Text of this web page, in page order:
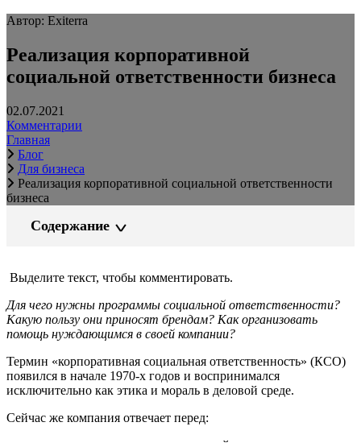
Автор: Exiterra
Реализация корпоративной
социальной ответственности бизнеса
02.07.2021
Комментарии
Главная
Блог
Для бизнеса
Реализация корпоративной социальной ответственности
бизнеса
Содержание
Выделите текст, чтобы комментировать.
Для чего нужны программы социальной ответственности?
Какую пользу они приносят брендам? Как организовать
помощь нуждающимся в своей компании?
Термин «корпоративная социальная ответственность» (КСО)
появился в начале 1970-х годов и воспринимался
исключительно как этика и мораль в деловой среде.
Сейчас же компания отвечает перед: